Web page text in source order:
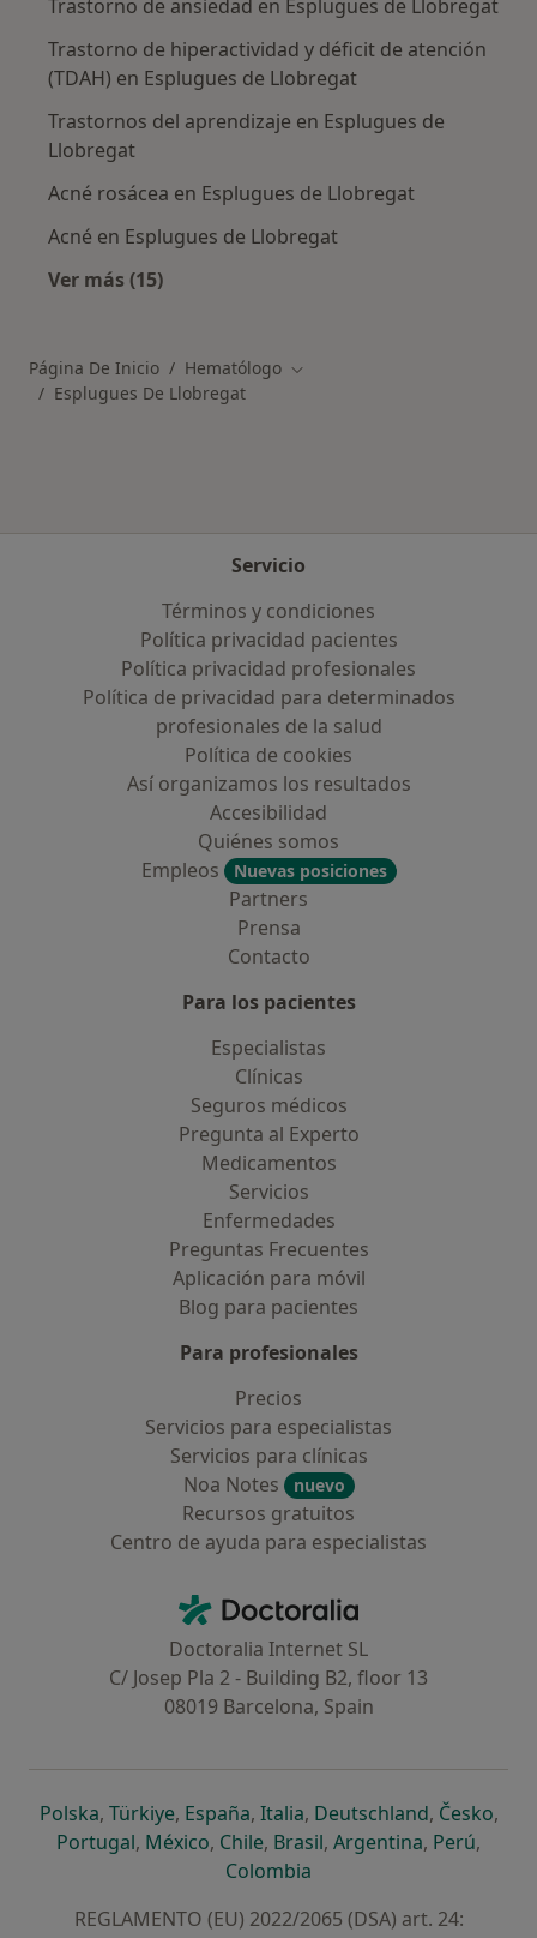
Trastorno de ansiedad en Esplugues de Llobregat
Trastorno de hiperactividad y déficit de atención
(TDAH) en Esplugues de Llobregat
Trastornos del aprendizaje en Esplugues de
Llobregat
Acné rosácea en Esplugues de Llobregat
Acné en Esplugues de Llobregat
Ver más (15)
Página De Inicio Hematólogo Cambiar de ciudad
Esplugues De Llobregat
Servicio
Términos y condiciones
Política privacidad pacientes
Política privacidad profesionales
Política de privacidad para determinados
profesionales de la salud
Política de cookies
Así organizamos los resultados
Accesibilidad
Quiénes somos
Empleos
Nuevas posiciones
Partners
Prensa
Contacto
Para los pacientes
Especialistas
Clínicas
Seguros médicos
Pregunta al Experto
Medicamentos
Servicios
Enfermedades
Preguntas Frecuentes
Aplicación para móvil
Blog para pacientes
Para profesionales
Precios
Servicios para especialistas
Servicios para clínicas
Noa Notes
nuevo
Recursos gratuitos
Centro de ayuda para especialistas
Doctoralia - Página de inicio
Doctoralia Internet SL
C/ Josep Pla 2 - Building B2, floor 13
08019 Barcelona, Spain
Polskase abre en una nueva pestaña
, Türkiyese abre en una nueva pestaña
, Españase abre en una nueva pestaña
, Italiase abre en una nueva
, Deutschlandse abre en
, Českose
,
Portugalse abre en una nueva pestaña
, Méxicose abre en una nueva pestaña
, Chilese abre en una nueva pestaña
, Brasilse abre en una nueva
, Argentinase abre en
, Perúse
,
Colombia
REGLAMENTO (EU) 2022/2065 (DSA) art. 24: